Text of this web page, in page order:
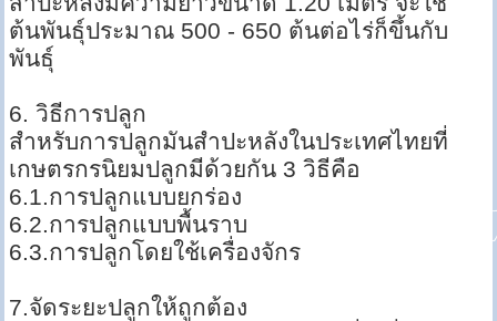
ต้นพันธุ์ประมาณ 500 - 650 ต้นต่อไร่ก็ขึ้นกับ
พันธุ์
6. วิธีการปลูก
สำหรับการปลูกมันสำปะหลังในประเทศไทยที่
เกษตรกรนิยมปลูกมีด้วยกัน 3 วิธีคือ
6.1.การปลูกแบบยกร่อง
6.2.การปลูกแบบพื้นราบ
6.3.การปลูกโดยใช้เครื่องจักร
7.จัดระยะปลูกให้ถูกต้อง